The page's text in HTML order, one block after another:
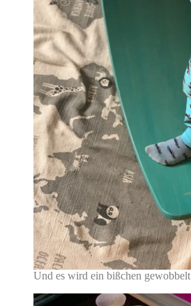
Und es wird ein bißchen gewobbelt